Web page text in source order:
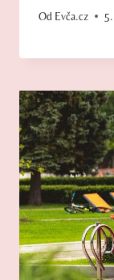
Od Evča.cz